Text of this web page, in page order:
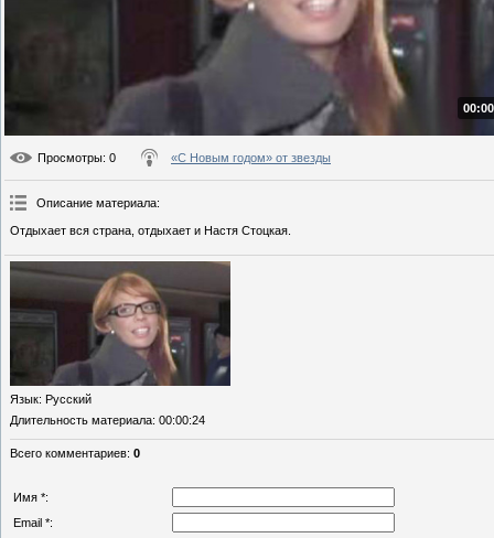
Просмотры: 0 «С Новым годом» от звезды
Описание материала:
Отдыхает вся страна, отдыхает и Настя Стоцкая.
Язык: Русский
Длительность материала: 00:00:24
Всего комментариев: 0
Имя *:
Email *: